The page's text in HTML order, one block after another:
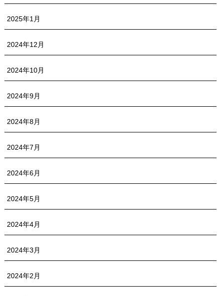
2025年1月
2024年12月
2024年10月
2024年9月
2024年8月
2024年7月
2024年6月
2024年5月
2024年4月
2024年3月
2024年2月